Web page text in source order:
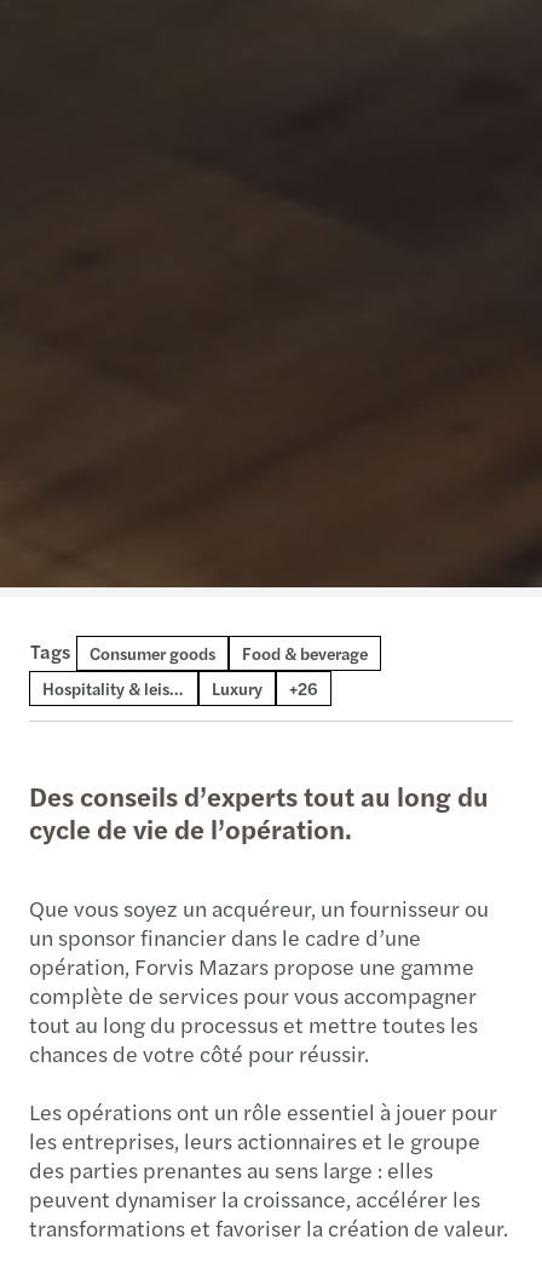
Tags Consumer goods
Food & beverage
Hospitality & leisure
Luxury
Retail Transport & logistics
Energy & infrastructure
Infrastructure & capital projectsOil, gas & natural resources
Renewable energy
Water & waste
Asset management
Banking & capital markets
Insurance
Life sciences
Healthcare
Manufacturing Aerospace & defence
Agribusiness
Automotive Chemicals & materials
Public & social sector
Government
Not for profit
Real estate
Media Telecommunications
Deals Private client services
Digital transformation and AI
+26
Des conseils d’experts tout au long du
cycle de vie de l’opération.
Que vous soyez un acquéreur, un fournisseur ou
un sponsor financier dans le cadre d’une
opération, Forvis Mazars propose une gamme
complète de services pour vous accompagner
tout au long du processus et mettre toutes les
chances de votre côté pour réussir.
Les opérations ont un rôle essentiel à jouer pour
les entreprises, leurs actionnaires et le groupe
des parties prenantes au sens large : elles
peuvent dynamiser la croissance, accélérer les
transformations et favoriser la création de valeur.